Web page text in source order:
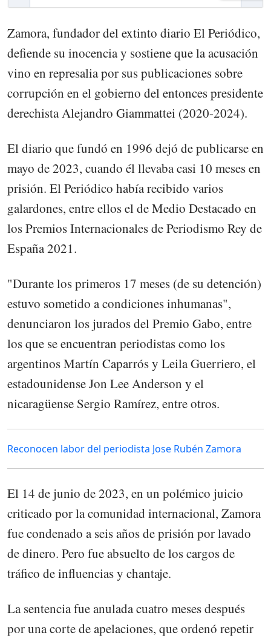
Zamora, fundador del extinto diario El Periódico,
defiende su inocencia y sostiene que la acusación
vino en represalia por sus publicaciones sobre
corrupción en el gobierno del entonces presidente
derechista Alejandro Giammattei (2020-2024).
El diario que fundó en 1996 dejó de publicarse en
mayo de 2023, cuando él llevaba casi 10 meses en
prisión. El Periódico había recibido varios
galardones, entre ellos el de Medio Destacado en
los Premios Internacionales de Periodismo Rey de
España 2021.
"Durante los primeros 17 meses (de su detención)
estuvo sometido a condiciones inhumanas",
denunciaron los jurados del Premio Gabo, entre
los que se encuentran periodistas como los
argentinos Martín Caparrós y Leila Guerriero, el
estadounidense Jon Lee Anderson y el
nicaragüense Sergio Ramírez, entre otros.
Reconocen labor del periodista Jose Rubén Zamora
El 14 de junio de 2023, en un polémico juicio
criticado por la comunidad internacional, Zamora
fue condenado a seis años de prisión por lavado
de dinero. Pero fue absuelto de los cargos de
tráfico de influencias y chantaje.
La sentencia fue anulada cuatro meses después
por una corte de apelaciones, que ordenó repetir